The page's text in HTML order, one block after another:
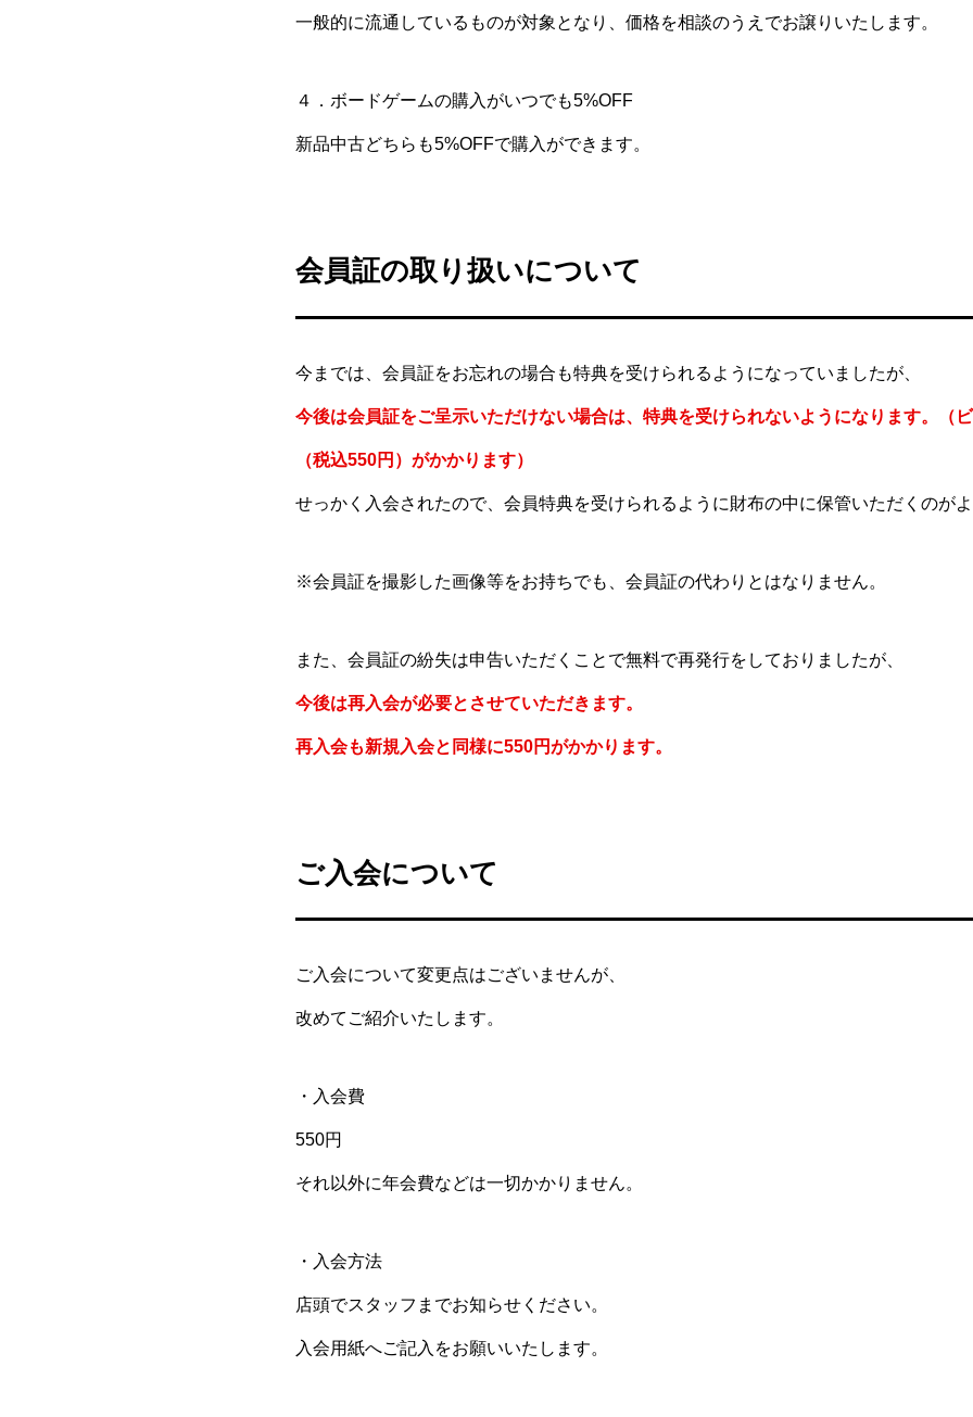
一般的に流通しているものが対象となり、価格を相談のうえでお譲りいたします。
４．ボードゲームの購入がいつでも5%OFF
新品中古どちらも5%OFFで購入ができます。
会員証の取り扱いについて
今までは、会員証をお忘れの場合も特典を受けられるようになっていましたが、
今後は会員証をご呈示いただけない場合は、特典を受けられないようになります。（
（税込550円）がかかります）
せっかく入会されたので、会員特典を受けられるように財布の中に保管いただくのがよ
※会員証を撮影した画像等をお持ちでも、会員証の代わりとはなりません。
また、会員証の紛失は申告いただくことで無料で再発行をしておりましたが、
今後は再入会が必要とさせていただきます。
再入会も新規入会と同様に550円がかかります。
ご入会について
ご入会について変更点はございませんが、
改めてご紹介いたします。
・入会費
550円
それ以外に年会費などは一切かかりません。
・入会方法
店頭でスタッフまでお知らせください。
入会用紙へご記入をお願いいたします。